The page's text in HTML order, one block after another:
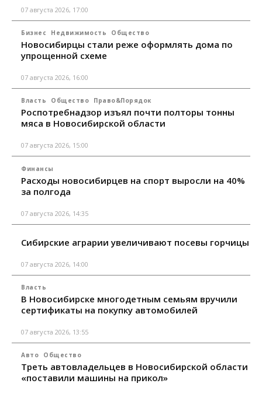
07 августа 2026, 17:00
Бизнес Недвижимость Общество
Новосибирцы стали реже оформлять дома по
упрощенной схеме
07 августа 2026, 16:00
Власть Общество Право&Порядок
Роспотребнадзор изъял почти полторы тонны
мяса в Новосибирской области
07 августа 2026, 15:00
Финансы
Расходы новосибирцев на спорт выросли на 40%
за полгода
07 августа 2026, 14:35
Сибирские аграрии увеличивают посевы горчицы
07 августа 2026, 14:00
Власть
В Новосибирске многодетным семьям вручили
сертификаты на покупку автомобилей
07 августа 2026, 13:55
Авто Общество
Треть автовладельцев в Новосибирской области
«поставили машины на прикол»